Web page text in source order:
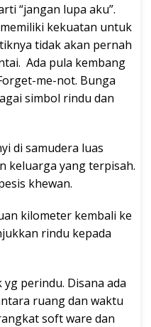
“jangan lupa aku”.
kekuatan untuk
tidak akan pernah
Ada pula kembang
me-not. Bunga
simbol rindu dan
di samudera luas
keluarga yang terpisah.
khewan.
kilometer kembali ke
rindu kepada
perindu. Disana ada
ruang dan waktu
soft ware dan